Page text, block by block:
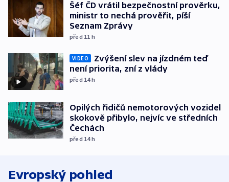
Šéf ČD vrátil bezpečnostní prověrku,
ministr to nechá prověřit, píší
Seznam Zprávy
před 11 h
VIDEO
Zvýšení slev na jízdném teď
není priorita, zní z vlády
před 14h
Opilých řidičů nemotorových vozidel
skokově přibylo, nejvíc ve středních
Čechách
před 14h
Evropský pohled